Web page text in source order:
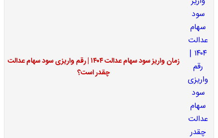
زمان واریز سود سهام عدالت ۱۴۰۴ | رقم واریزی سود سهام عدالت
چقدر است؟